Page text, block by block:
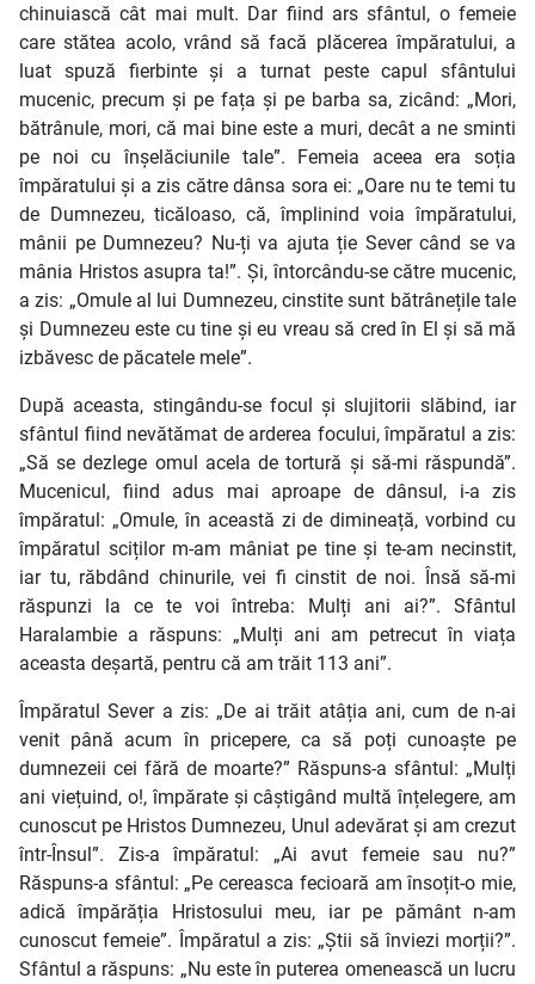
chinuiască cât mai mult. Dar fiind ars sfântul, o femeie
care stătea acolo, vrând să facă plăcerea împăratului, a
luat spuză fierbinte și a turnat peste capul sfântului
mucenic, precum și pe fața și pe barba sa, zicând: „Mori,
bătrânule, mori, că mai bine este a muri, decât a ne sminti
pe noi cu înșelăciunile tale”. Femeia aceea era soția
împăratului și a zis către dânsa sora ei: „Oare nu te temi tu
de Dumnezeu, ticăloaso, că, împlinind voia împăratului,
mânii pe Dumnezeu? Nu-ți va ajuta ție Sever când se va
mânia Hristos asupra ta!”. Și, întorcându-se către mucenic,
a zis: „Omule al lui Dumnezeu, cinstite sunt bătrânețile tale
și Dumnezeu este cu tine și eu vreau să cred în El și să mă
izbăvesc de păcatele mele”.
După aceasta, stingându-se focul și slujitorii slăbind, iar
sfântul fiind nevătămat de arderea focului, împăratul a zis:
„Să se dezlege omul acela de tortură și să-mi răspundă”.
Mucenicul, fiind adus mai aproape de dânsul, i-a zis
împăratul: „Omule, în această zi de dimineață, vorbind cu
împăratul sciților m-am mâniat pe tine și te-am necinstit,
iar tu, răbdând chinurile, vei fi cinstit de noi. Însă să-mi
răspunzi la ce te voi întreba: Mulți ani ai?”. Sfântul
Haralambie a răspuns: „Mulți ani am petrecut în viața
aceasta deșartă, pentru că am trăit 113 ani”.
Împăratul Sever a zis: „De ai trăit atâția ani, cum de n-ai
venit până acum în pricepere, ca să poți cunoaște pe
dumnezeii cei fără de moarte?” Răspuns-a sfântul: „Mulți
ani viețuind, o!, împărate și câștigând multă înțelegere, am
cunoscut pe Hristos Dumnezeu, Unul adevărat și am crezut
într-Însul”. Zis-a împăratul: „Ai avut femeie sau nu?”
Răspuns-a sfântul: „Pe cereasca fecioară am însoțit-o mie,
adică împărăția Hristosului meu, iar pe pământ n-am
cunoscut femeie”. Împăratul a zis: „Știi să înviezi morții?”.
Sfântul a răspuns: „Nu este în puterea omenească un lucru